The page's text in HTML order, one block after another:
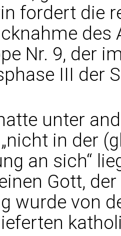
fordert die
Nr. 9, der
III der
unter
in der
an sich“
Gott,
wurde von